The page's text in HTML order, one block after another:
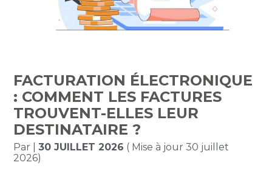
FACTURATION ÉLECTRONIQUE
: COMMENT LES FACTURES
TROUVENT-ELLES LEUR
DESTINATAIRE ?
Par |30 JUILLET 2026 ( Mise à jour 30 juillet
2026)